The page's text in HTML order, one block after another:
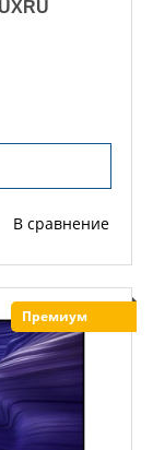
В сравнение
Премиум